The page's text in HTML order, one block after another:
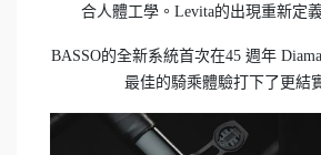
合人體工學。Levita的出現重新定
BASSO的全新系統首次在45 週年
最佳的騎乘體驗打下了更結